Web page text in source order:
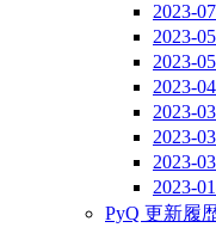
2023-
2023-
2023-
2023-
2023-
2023-
2023-
2023-
PyQ 更新履